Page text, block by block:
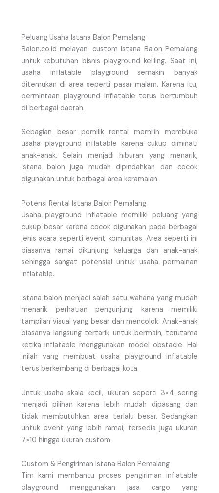
Peluang Usaha Istana Balon Pemalang
Balon.co.id melayani custom Istana Balon Pemalang
untuk kebutuhan bisnis playground keliling. Saat ini,
usaha inflatable playground semakin banyak
ditemukan di area seperti pasar malam. Karena itu,
permintaan playground inflatable terus bertumbuh
di berbagai daerah.
Sebagian besar pemilik rental memilih membuka
usaha playground inflatable karena cukup diminati
anak-anak. Selain menjadi hiburan yang menarik,
istana balon juga mudah dipindahkan dan cocok
digunakan untuk berbagai area keramaian.
Potensi Rental Istana Balon Pemalang
Usaha playground inflatable memiliki peluang yang
cukup besar karena cocok digunakan pada berbagai
jenis acara seperti event komunitas. Area seperti ini
biasanya ramai dikunjungi keluarga dan anak-anak
sehingga sangat potensial untuk usaha permainan
inflatable.
Istana balon menjadi salah satu wahana yang mudah
menarik perhatian pengunjung karena memiliki
tampilan visual yang besar dan mencolok. Anak-anak
biasanya langsung tertarik untuk bermain, terutama
ketika inflatable menggunakan model obstacle. Hal
inilah yang membuat usaha playground inflatable
terus berkembang di berbagai kota.
Untuk usaha skala kecil, ukuran seperti 3×4 sering
menjadi pilihan karena lebih mudah dipasang dan
tidak membutuhkan area terlalu besar. Sedangkan
untuk event yang lebih ramai, tersedia juga ukuran
7×10 hingga ukuran custom.
Custom & Pengiriman Istana Balon Pemalang
Tim kami membantu proses pengiriman inflatable
playground menggunakan jasa cargo yang